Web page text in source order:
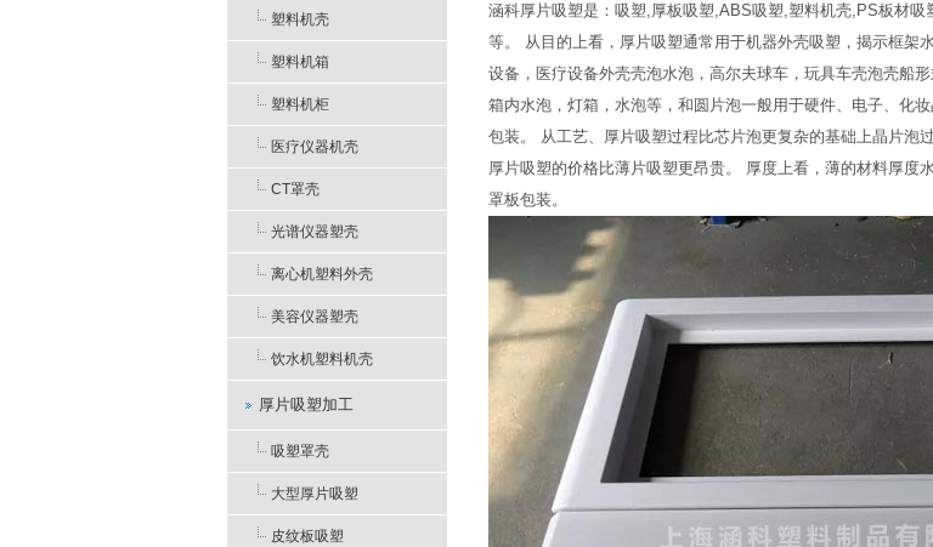
塑料机壳
塑料机箱
塑料机柜
医疗仪器机壳
CT罩壳
光谱仪器塑壳
离心机塑料外壳
美容仪器塑壳
饮水机塑料机壳
厚片吸塑加工
吸塑罩壳
大型厚片吸塑
皮纹板吸塑
涵科厚片吸塑是：吸塑,厚板吸塑,ABS吸塑,塑料机壳,PS板材
等。 从目的上看，厚片吸塑通常用于机器外壳吸塑，揭示框架
设备，医疗设备外壳壳泡水泡，高尔夫球车，玩具车壳泡壳船
箱内水泡，灯箱，水泡等，和圆片泡一般用于硬件、电子、化
包装。 从工艺、厚片吸塑过程比芯片泡更复杂的基础上晶片泡
厚片吸塑的价格比薄片吸塑更昂贵。 厚度上看，薄的材料厚度
罩板包装。